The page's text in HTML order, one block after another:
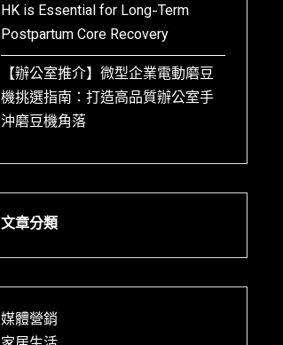
HK is Essential for Long-Term
Postpartum Core Recovery
【辦公室推介】微型企業電動磨豆
機挑選指南：打造高品質辦公室手
沖磨豆機角落
文章分類
媒體營銷